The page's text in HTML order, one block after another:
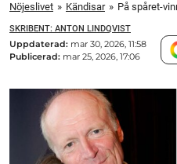
Nöjeslivet » Kändisar » På spåret-
SKRIBENT: ANTON LINDQVIST
Uppdaterad: mar 30, 2026, 11:58
Publicerad: mar 25, 2026, 17:06